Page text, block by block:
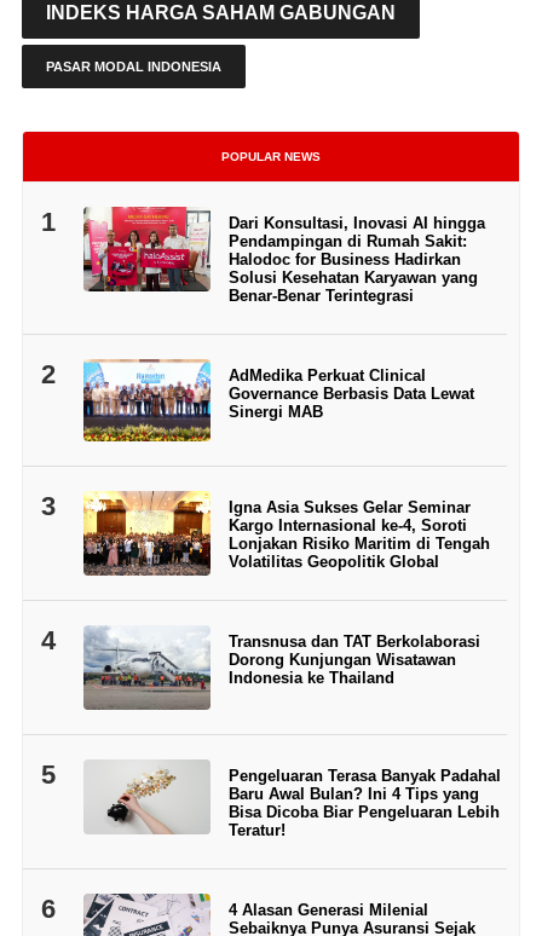
INDEKS HARGA SAHAM GABUNGAN
PASAR MODAL INDONESIA
POPULAR NEWS
1
Dari Konsultasi, Inovasi AI hingga
Pendampingan di Rumah Sakit:
Halodoc for Business Hadirkan
Solusi Kesehatan Karyawan yang
Benar-Benar Terintegrasi
2
AdMedika Perkuat Clinical
Governance Berbasis Data Lewat
Sinergi MAB
3
Igna Asia Sukses Gelar Seminar
Kargo Internasional ke-4, Soroti
Lonjakan Risiko Maritim di Tengah
Volatilitas Geopolitik Global
4
Transnusa dan TAT Berkolaborasi
Dorong Kunjungan Wisatawan
Indonesia ke Thailand
5
Pengeluaran Terasa Banyak Padahal
Baru Awal Bulan? Ini 4 Tips yang
Bisa Dicoba Biar Pengeluaran Lebih
Teratur!
6
4 Alasan Generasi Milenial
Sebaiknya Punya Asuransi Sejak